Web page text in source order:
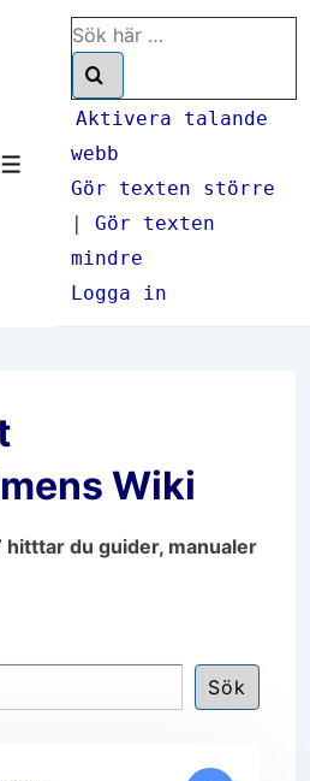
Meny
Sök
efter:
Aktivera talande
webb
Gör texten större
| Gör texten
mindre
Logga in
Wiki
hitttar du guider, manualer
Sök